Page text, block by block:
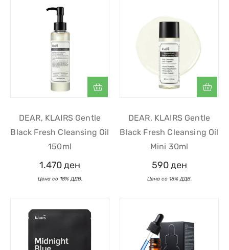
DEAR, KLAIRS Gentle
Black Fresh Cleansing Oil
150ml
1.470ден
DEAR, KLAIRS Gentle
Black Fresh Cleansing Oil
Mini 30ml
590ден